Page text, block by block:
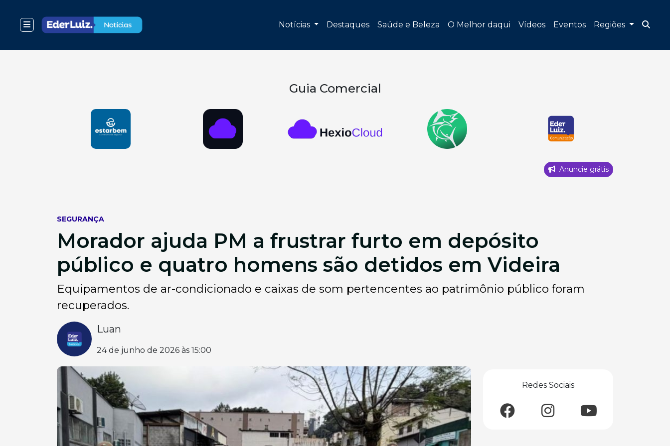
Notícias Destaques Saúde e Beleza O Melhor daqui Vídeos Eventos Regiões
Guia Comercial
Anuncie grátis
SEGURANÇA
Morador ajuda PM a frustrar furto em depósito
público e quatro homens são detidos em Videira
Equipamentos de ar-condicionado e caixas de som pertencentes ao patrimônio público foram
recuperados.
Luan
24 de junho de 2026 às 15:00
Redes Sociais